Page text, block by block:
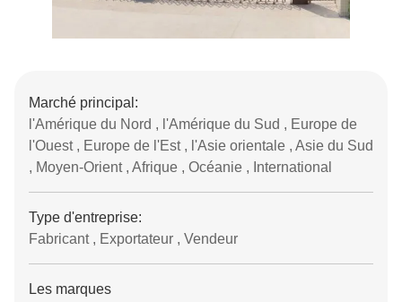
Marché principal:
l'Amérique du Nord , l'Amérique du Sud , Europe de
l'Ouest , Europe de l'Est , l'Asie orientale , Asie du Sud
, Moyen-Orient , Afrique , Océanie , International
Type d'entreprise:
Fabricant , Exportateur , Vendeur
Les marques